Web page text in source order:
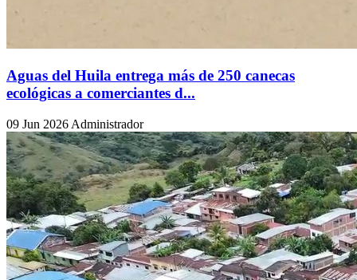
Aguas del Huila entrega más de 250 canecas
ecológicas a comerciantes d...
09 Jun 2026 Administrador